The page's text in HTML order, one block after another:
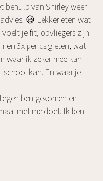
behulp van Shirley weer
😃 Lekker eten wat
je fit, opvliegers zijn
3x per dag eten, wat
waar ik zeker mee kan
kan. En waar je
ben gekomen en
met me doet. Ik ben